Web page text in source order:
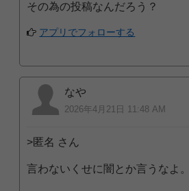
その為の投稿なんだろう？
アプリでフォローする
なや
2026年4月21日 11:48 AM
>匿名 さん
言わないくせに闇とか言うなよ。